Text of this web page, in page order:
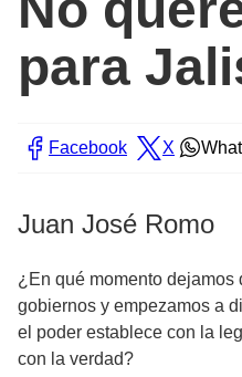
para
Facebook X
Juan José Romo
¿En qué momento dejamos
gobiernos y empezamos a
el poder establece con la
con la verdad?